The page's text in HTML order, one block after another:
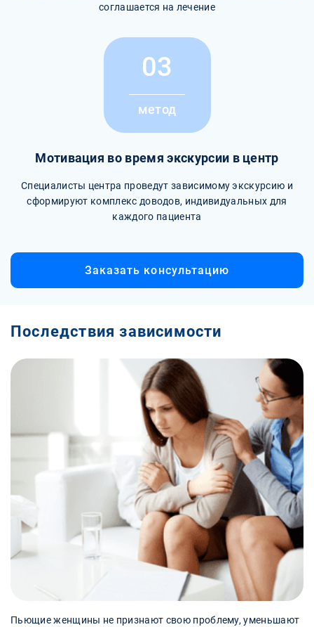
соглашается на лечение
03
метод
Мотивация во время экскурсии в центр
Специалисты центра проведут зависимому экскурсию и
сформируют комплекс доводов, индивидуальных для
каждого пациента
Заказать консультацию
Последствия зависимости
Пьющие женщины не признают свою проблему, уменьшают